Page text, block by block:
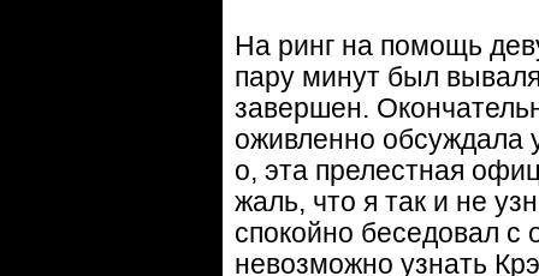
На ринг на помощь
пару минут был
завершен.
оживленно обсуждала
о, эта прелестная
жаль, что я так и не
спокойно беседовал
невозможно узнать